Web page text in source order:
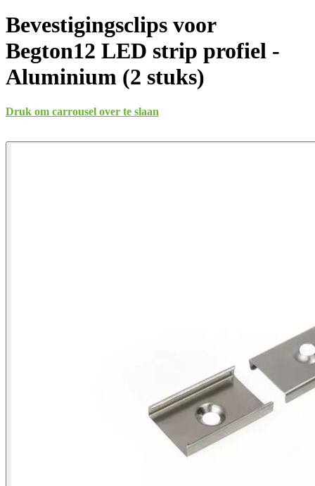
Bevestigingsclips voor
Begton12 LED strip profiel -
Aluminium (2 stuks)
Druk om carrousel over te slaan